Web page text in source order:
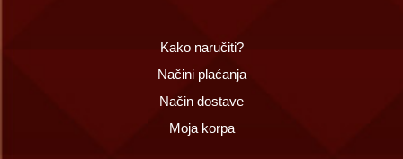
Kako naručiti?
Načini plaćanja
Način dostave
Moja korpa